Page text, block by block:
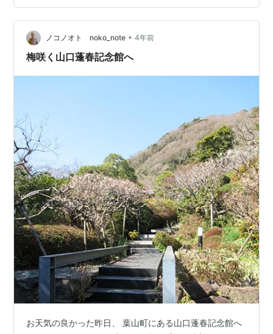
いて、SECOMではなく全日警のステッカーが貼ってあり
ます。記念館は「ＪＲ東海生涯学習財団」という公益財
団法人が運営しているのでＪＲ東海と業務提携している
全日警が警備を担当しているのでしょう。 階段を登って
ノコノオト noko_note • 4年前
梅咲く山口蓬春記念館へ
お天気の良かった昨日、 葉山町にある山口蓬春記念館へ